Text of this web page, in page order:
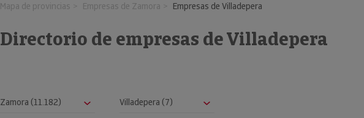
Mapa de provincias Empresas de Zamora Empresas de Villadepera
Directorio de empresas de Villadepera